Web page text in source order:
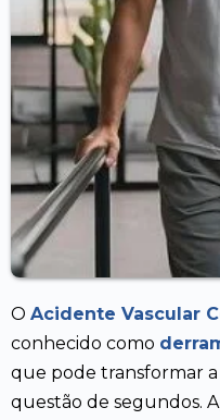
O Acidente Vascular
conhecido como
que pode transformar a
questão de segundos.